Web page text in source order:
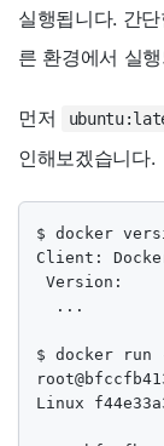
실행됩니다. 간
른 환경에서 실
먼저
인해보겠습니다.
$ docker
Client:
Version:
  ...
$ docker
Linux